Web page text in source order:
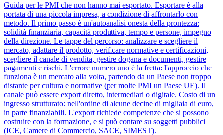
Guida per le PMI che non hanno mai esportato. Esportare è alla
portata di una piccola impresa, a condizione di affrontarlo con
metodo. Il primo passo è un'autoanalisi onesta della prontezza:
solidità finanziaria, capacità produttiva, tempo e persone, impegno
della direzione. Le tappe del percorso: analizzare e scegliere il
mercato, adattare il prodotto, verificare normative e certificazioni,
scegliere il canale di vendita, gestire dogana e documenti, gestire
pagamenti e rischi. L'errore numero uno è la fretta: l'approccio che
funziona è un mercato alla volta, partendo da un Paese non troppo
distante per cultura e normative (per molte PMI un Paese UE). Il
canale può essere export diretto, intermediari o digitale. Costo di un
ingresso strutturato: nell'ordine di alcune decine di migliaia di euro,
in parte finanziabili. L'export richiede competenze che si possono
costruire con la formazione, e si può contare su soggetti pubblici
(ICE, Camere di Commercio, SACE, SIMEST).